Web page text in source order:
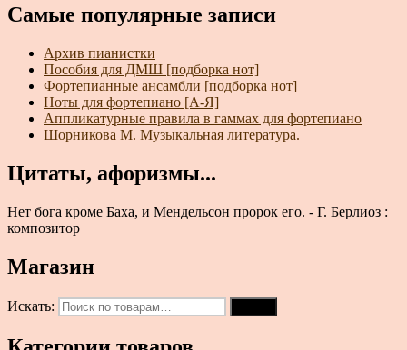
Самые популярные записи
Архив пианистки
Пособия для ДМШ [подборка нот]
Фортепианные ансамбли [подборка нот]
Ноты для фортепиано [А-Я]
Аппликатурные правила в гаммах для фортепиано
Шорникова М. Музыкальная литература.
Цитаты, афоризмы...
Нет бога кроме Баха, и Мендельсон пророк его. - Г. Берлиоз :
композитор
Магазин
Искать: